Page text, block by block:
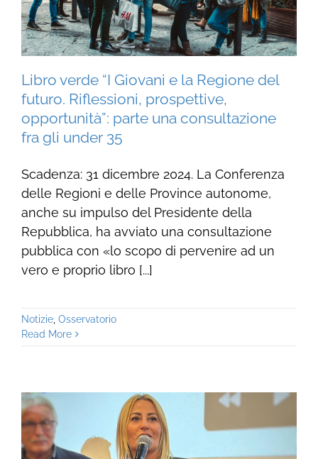
Libro verde “I Giovani e la Regione del
futuro. Riflessioni, prospettive,
opportunità”: parte una consultazione
fra gli under 35
Scadenza: 31 dicembre 2024. La Conferenza
delle Regioni e delle Province autonome,
anche su impulso del Presidente della
Repubblica, ha avviato una consultazione
pubblica con «lo scopo di pervenire ad un
vero e proprio libro [...]
Notizie, Osservatorio
Read More